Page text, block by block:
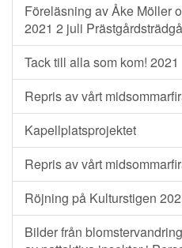
Föreläsning av Åke Möller
2021 2 juli
Tack till alla som kom! 2021
Repris av vårt
Kapellplatsprojektet
Repris av vårt
Röjning på Kulturstigen
Bilder från